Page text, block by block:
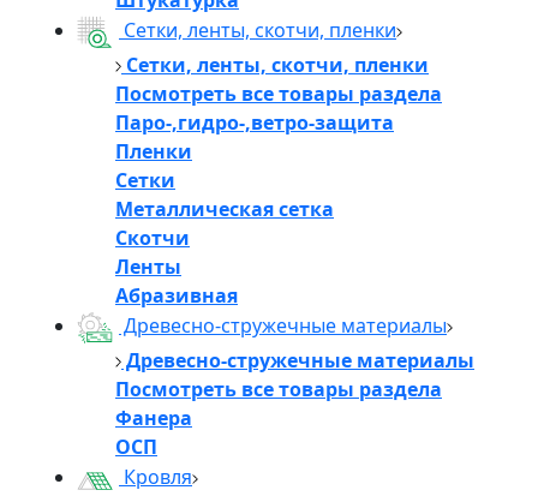
Сетки, ленты, скотчи, пленки
Сетки, ленты, скотчи, пленки
Посмотреть все товары раздела
Паро-,гидро-,ветро-защита
Пленки
Сетки
Металлическая сетка
Скотчи
Ленты
Абразивная
Древесно-стружечные материалы
Древесно-стружечные материалы
Посмотреть все товары раздела
Фанера
ОСП
Кровля